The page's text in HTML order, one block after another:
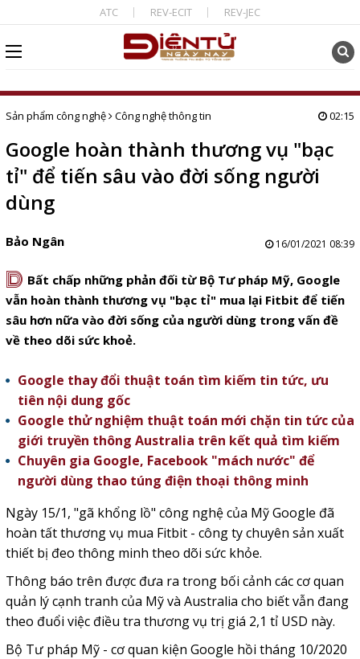
ATC REV-ECIT REV-JEC
Sản phẩm công nghệ Công nghệ thông tin 02:15
Google hoàn thành thương vụ "bạc
tỉ" để tiến sâu vào đời sống người
dùng
Bảo Ngân 16/01/2021 08:39
D Bất chấp những phản đối từ Bộ Tư pháp Mỹ, Google
vẫn hoàn thành thương vụ "bạc tỉ" mua lại Fitbit để tiến
sâu hơn nữa vào đời sống của người dùng trong vấn đề
về theo dõi sức khoẻ.
Google thay đổi thuật toán tìm kiếm tin tức, ưu
tiên nội dung gốc
Google thử nghiệm thuật toán mới chặn tin tức của
giới truyền thông Australia trên kết quả tìm kiếm
Chuyên gia Google, Facebook "mách nước" để
người dùng thao túng điện thoại thông minh
Ngày 15/1, "gã khổng lồ" công nghệ của Mỹ Google đã
hoàn tất thương vụ mua Fitbit - công ty chuyên sản xuất
thiết bị đeo thông minh theo dõi sức khỏe.
Thông báo trên được đưa ra trong bối cảnh các cơ quan
quản lý cạnh tranh của Mỹ và Australia cho biết vẫn đang
theo đuổi việc điều tra thương vụ trị giá 2,1 tỉ USD này.
Bộ Tư pháp Mỹ - cơ quan kiện Google hồi tháng 10/2020